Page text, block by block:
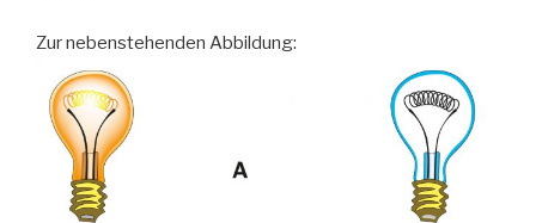
Zur nebenstehenden Abbildung: